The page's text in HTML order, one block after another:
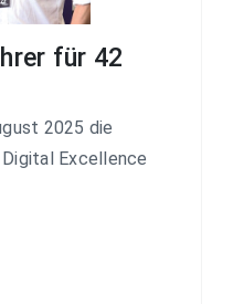
für 42
2025 die
Excellence